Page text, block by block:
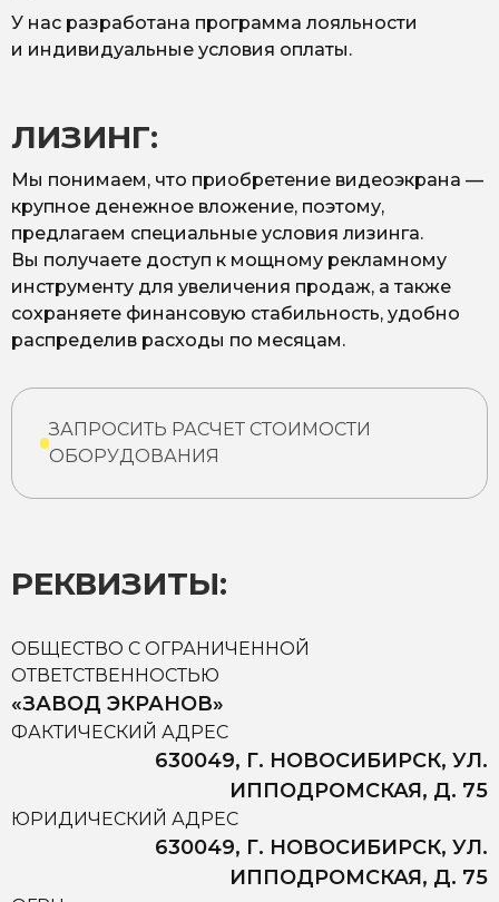
У нас разработана программа лояльности
и индивидуальные условия оплаты.
ЛИЗИНГ:
Мы понимаем, что приобретение видеоэкрана —
крупное денежное вложение, поэтому,
предлагаем специальные условия лизинга.
Вы получаете доступ к мощному рекламному
инструменту для увеличения продаж, а также
сохраняете финансовую стабильность, удобно
распределив расходы по месяцам.
ЗАПРОСИТЬ РАСЧЕТ СТОИМОСТИ
ОБОРУДОВАНИЯ
РЕКВИЗИТЫ:
ОБЩЕСТВО С ОГРАНИЧЕННОЙ
ОТВЕТСТВЕННОСТЬЮ
«ЗАВОД ЭКРАНОВ»
ФАКТИЧЕСКИЙ АДРЕС
630049, Г. НОВОСИБИРСК, УЛ.
ИППОДРОМСКАЯ, Д. 75
ЮРИДИЧЕСКИЙ АДРЕС
630049, Г. НОВОСИБИРСК, УЛ.
ИППОДРОМСКАЯ, Д. 75